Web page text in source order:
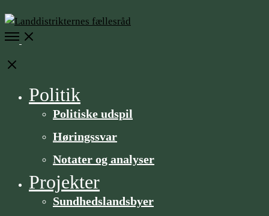
Open
Close
Politik
Politiske udspil
Høringssvar
Notater og analyser
Projekter
Sundheds­­landsbyer